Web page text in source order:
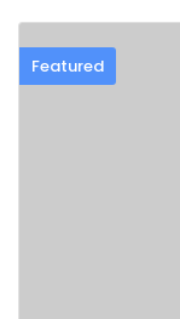
Featured